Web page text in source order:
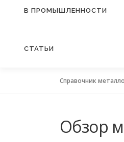
В ПРОМЫШЛЕННОСТИ
СТАТЬИ
Справочник
Обзор